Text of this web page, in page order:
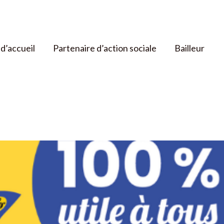
Partenaire d’action sociale Bailleur